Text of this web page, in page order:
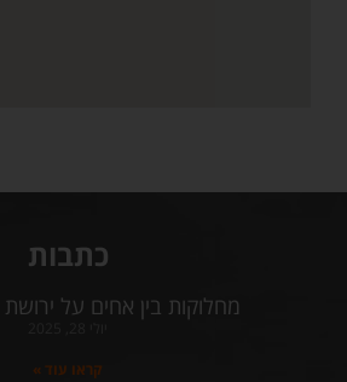
כתבות
מחלוקות בין אחים על ירושת
קראו עוד »